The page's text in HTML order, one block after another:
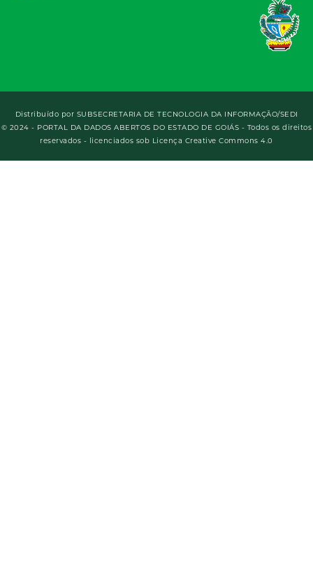
Distribuído por SUBSECRETARIA DE TECNOLOGIA DA INFORMAÇÃO/SEDI
© 2024 - PORTAL DA DADOS ABERTOS DO ESTADO DE GOIÁS - Todos os direitos
reservados - licenciados sob Licença Creative Commons 4.0